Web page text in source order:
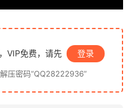
VIP免费，请先 登录
密码“QQ28222936”